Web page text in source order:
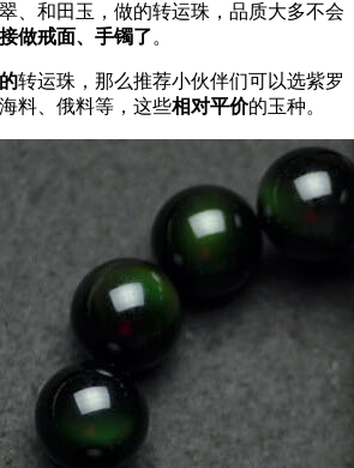
、和田玉，做的转运珠，品质大多不会
做戒面、手镯了。
转运珠，那么推荐小伙伴们可以选紫罗
料、俄料等，这些相对平价的玉种。